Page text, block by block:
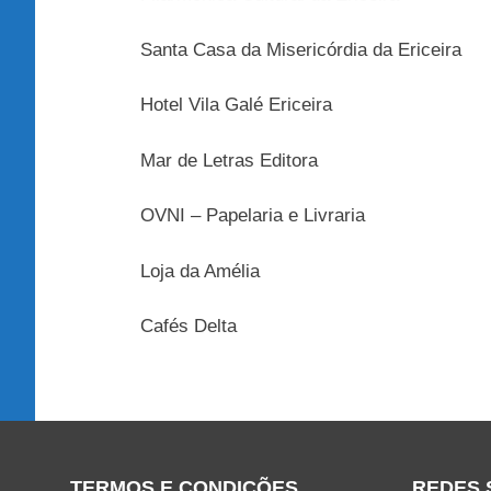
Santa Casa da Misericórdia da Ericeira
Hotel Vila Galé Ericeira
Mar de Letras Editora
OVNI – Papelaria e Livraria
Loja da Amélia
Cafés Delta